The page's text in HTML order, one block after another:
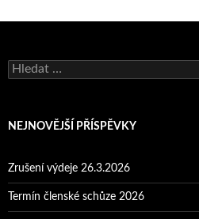
Vyhledávání
NEJNOVĚJŠÍ PŘÍSPĚVKY
Zrušení výdeje 26.3.2026
Termín členské schůze 2026